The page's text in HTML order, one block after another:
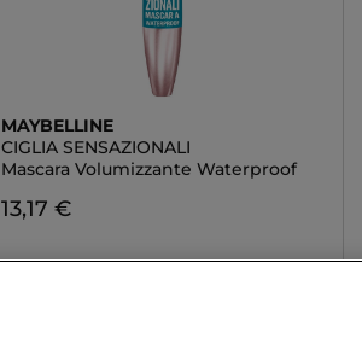
MAYBELLINE
CIGLIA SENSAZIONALI
Mascara Volumizzante Waterproof
13,17 €